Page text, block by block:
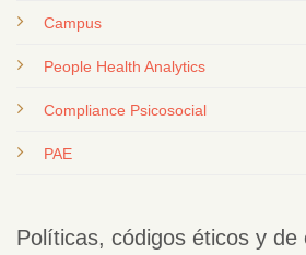
Campus
People Health Analytics
Compliance Psicosocial
PAE
Políticas, códigos éticos y de